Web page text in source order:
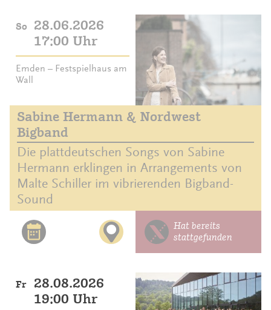
So
28.06.2026
17:00 Uhr
Emden – Festspielhaus am
Wall
Sabine Hermann & Nordwest
Bigband
Die plattdeutschen Songs von Sabine
Hermann erklingen in Arrangements von
Malte Schiller im vibrierenden Bigband-
Sound
Hat bereits
stattgefunden
Fr
28.08.2026
19:00 Uhr